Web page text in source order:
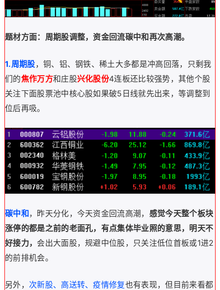
题材方面：周期股调整，资金回流碳中和再次高潮。
1.周期股，铜、铝、钢铁、稀土大多都是冲高回落，只剩我
们的焦作万方和庄股兴化股份4连板还比较强势，其他个股
关注下面股票池中核心股如果破5日线就先出来，等调整到
位后再吸。
碳中和，昨天分化，今天资金回流高潮， 感觉今天整个板块
涨停的都是之前的老面孔，有点集体毕业照的意思，明天不
好接力， 会出大面股，规避中位股，只关注低位首板或1进2
的前排机会。
另外， 次新股、高送转、疫情修复也有表现，但目前来看都